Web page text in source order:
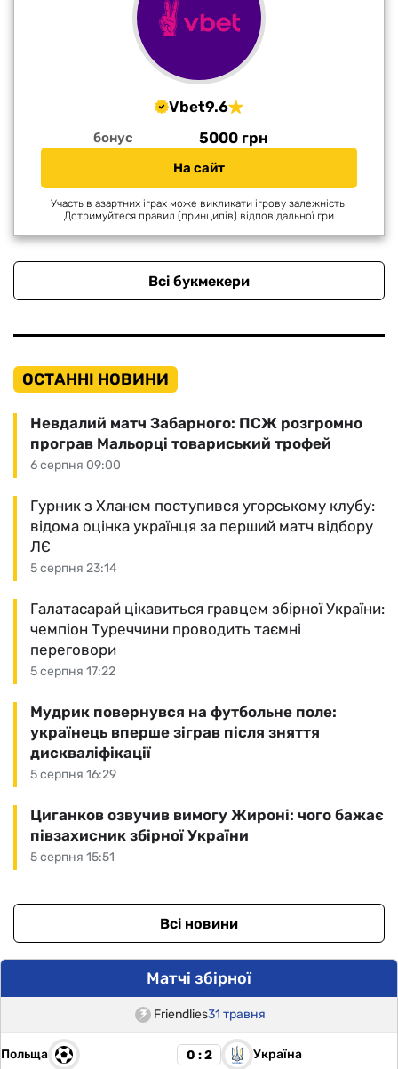
Vbet9.6
бонус 5000 грн
На сайт
Участь в азартних іграх може викликати ігрову залежність.
Дотримуйтеся правил (принципів) відповідальної гри
Всі букмекери
ОСТАННІ НОВИНИ
6 серпня 09:00
Невдалий матч Забарного: ПСЖ розгромно
програв Мальорці товариський трофей
5 серпня 23:14
Гурник з Хланем поступився угорському клубу:
відома оцінка українця за перший матч відбору
ЛЄ
5 серпня 17:22
Галатасарай цікавиться гравцем збірної України:
чемпіон Туреччини проводить таємні
переговори
5 серпня 16:29
Мудрик повернувся на футбольне поле:
українець вперше зіграв після зняття
дискваліфікації
5 серпня 15:51
Циганков озвучив вимогу Жироні: чого бажає
півзахисник збірної України
Всі новини
Матчі збірної
Friendlies31 травня
Польща 0 : 2 Україна